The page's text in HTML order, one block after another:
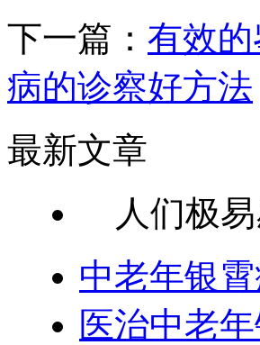
下一篇： 有效
病的诊察好方法
最新文章
人们极易
中老年银
医治中老